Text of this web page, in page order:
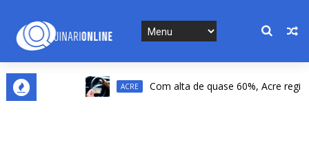
ACRE Com alta de quase 60%, Acre registra